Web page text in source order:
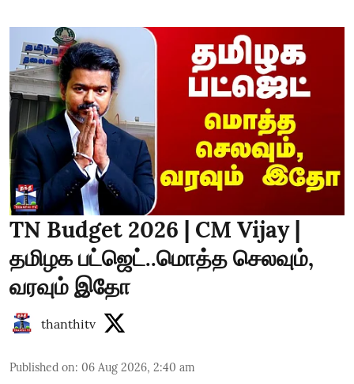
TN Budget 2026 | CM Vijay |
தமிழக பட்ஜெட்..மொத்த செலவும்,
வரவும் இதோ
thanthitv
Published on: 06 Aug 2026, 2:40 am